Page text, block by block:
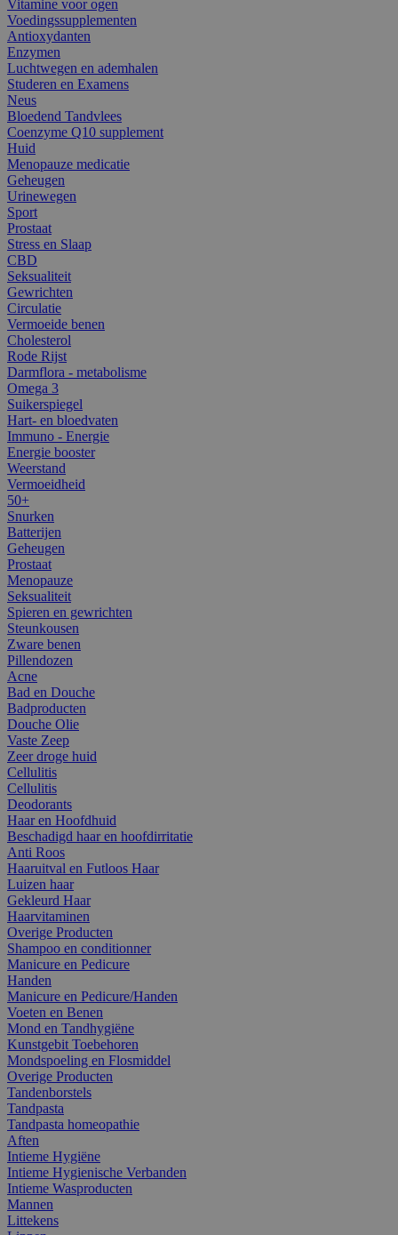
Vitamine voor ogen
Voedingssupplementen
Antioxydanten
Enzymen
Luchtwegen en ademhalen
Studeren en Examens
Neus
Bloedend Tandvlees
Coenzyme Q10 supplement
Huid
Menopauze medicatie
Geheugen
Urinewegen
Sport
Prostaat
Stress en Slaap
CBD
Seksualiteit
Gewrichten
Circulatie
Vermoeide benen
Cholesterol
Rode Rijst
Darmflora - metabolisme
Omega 3
Suikerspiegel
Hart- en bloedvaten
Immuno - Energie
Energie booster
Weerstand
Vermoeidheid
50+
Snurken
Batterijen
Geheugen
Prostaat
Menopauze
Seksualiteit
Spieren en gewrichten
Steunkousen
Zware benen
Pillendozen
Acne
Bad en Douche
Badproducten
Douche Olie
Vaste Zeep
Zeer droge huid
Cellulitis
Cellulitis
Deodorants
Haar en Hoofdhuid
Beschadigd haar en hoofdirritatie
Anti Roos
Haaruitval en Futloos Haar
Luizen haar
Gekleurd Haar
Haarvitaminen
Overige Producten
Shampoo en conditionner
Manicure en Pedicure
Handen
Manicure en Pedicure/Handen
Voeten en Benen
Mond en Tandhygiëne
Kunstgebit Toebehoren
Mondspoeling en Flosmiddel
Overige Producten
Tandenborstels
Tandpasta
Tandpasta homeopathie
Aften
Intieme Hygiëne
Intieme Hygienische Verbanden
Intieme Wasproducten
Mannen
Littekens